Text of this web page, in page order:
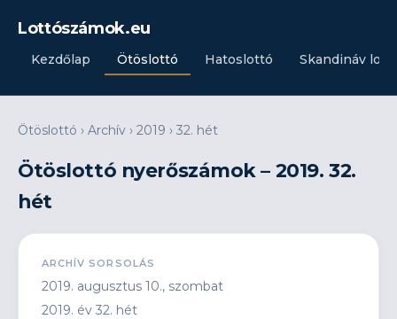
Lottószámok.eu
Kezdőlap Ötöslottó Hatoslottó Skandináv
Ötöslottó › Archív › 2019 › 32. hét
Ötöslottó nyerőszámok – 2019. 32.
hét
ARCHÍV SORSOLÁS
2019. augusztus 10., szombat
2019. év 32. hét